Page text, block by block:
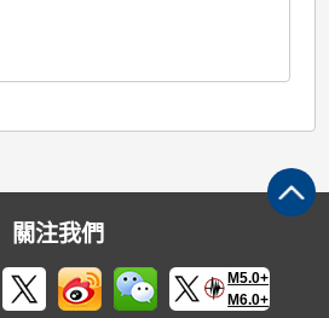
關注我們
M5.0+
M6.0+